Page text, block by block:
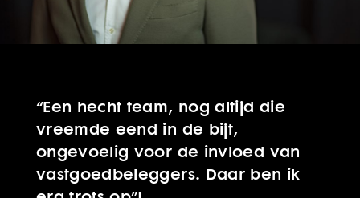
“Een hecht team, nog altijd die
vreemde eend in de bijt,
ongevoelig voor de invloed van
vastgoedbeleggers. Daar ben ik
Dominique Koning
Vastgoedadviseur